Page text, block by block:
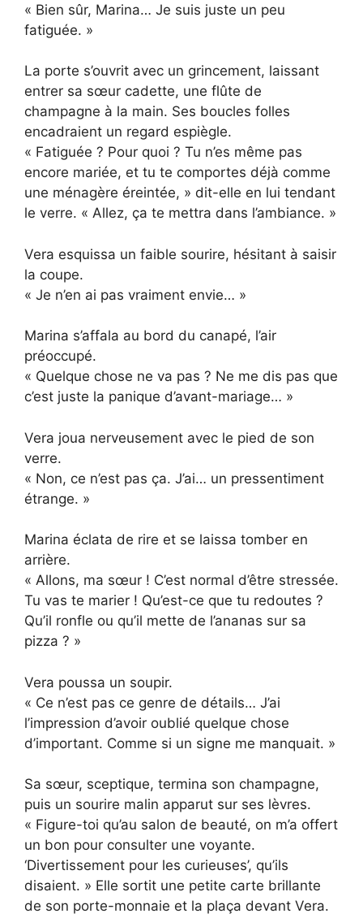
« Bien sûr, Marina… Je suis juste un peu
fatiguée. »
La porte s’ouvrit avec un grincement, laissant
entrer sa sœur cadette, une flûte de
champagne à la main. Ses boucles folles
encadraient un regard espiègle.
« Fatiguée ? Pour quoi ? Tu n’es même pas
encore mariée, et tu te comportes déjà comme
une ménagère éreintée, » dit-elle en lui tendant
le verre. « Allez, ça te mettra dans l’ambiance. »
Vera esquissa un faible sourire, hésitant à saisir
la coupe.
« Je n’en ai pas vraiment envie… »
Marina s’affala au bord du canapé, l’air
préoccupé.
« Quelque chose ne va pas ? Ne me dis pas que
c’est juste la panique d’avant-mariage… »
Vera joua nerveusement avec le pied de son
verre.
« Non, ce n’est pas ça. J’ai… un pressentiment
étrange. »
Marina éclata de rire et se laissa tomber en
arrière.
« Allons, ma sœur ! C’est normal d’être stressée.
Tu vas te marier ! Qu’est-ce que tu redoutes ?
Qu’il ronfle ou qu’il mette de l’ananas sur sa
pizza ? »
Vera poussa un soupir.
« Ce n’est pas ce genre de détails… J’ai
l’impression d’avoir oublié quelque chose
d’important. Comme si un signe me manquait. »
Sa sœur, sceptique, termina son champagne,
puis un sourire malin apparut sur ses lèvres.
« Figure-toi qu’au salon de beauté, on m’a offert
un bon pour consulter une voyante.
‘Divertissement pour les curieuses’, qu’ils
disaient. » Elle sortit une petite carte brillante
de son porte-monnaie et la plaça devant Vera.